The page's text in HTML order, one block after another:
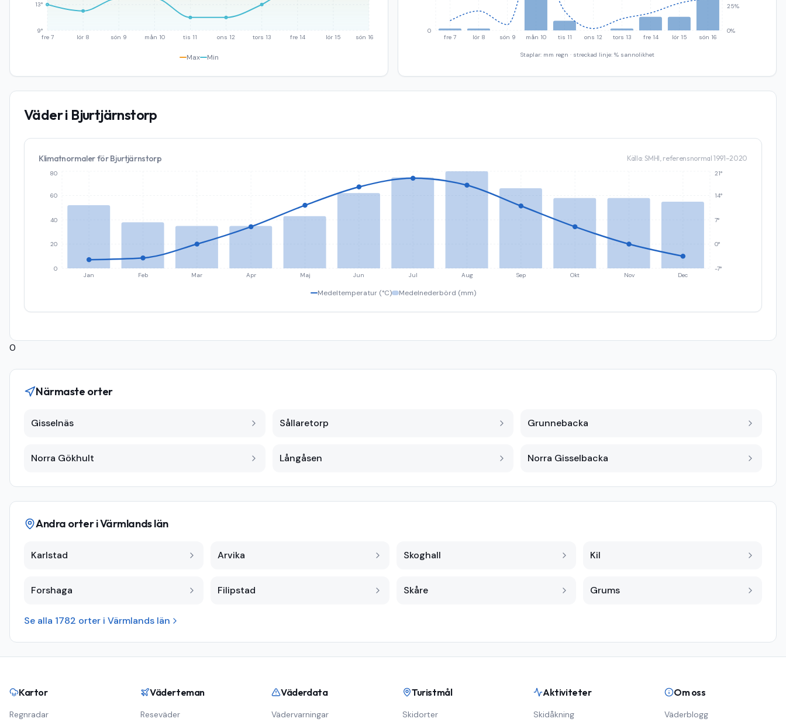
fre 7 lör 8 sön 9 mån 10 tis 11 ons 12 tors 13 fre 14 lör 15 sön 16
9°
13°
Max Min
fre 7 lör 8 sön 9 mån 10 tis 11 ons 12 tors 13 fre 14 lör 15 sön 16
0 0%
25%
Staplar: mm regn · streckad linje: % sannolikhet
Väder i Bjurtjärnstorp
Klimatnormaler förBjurtjärnstorp Källa: SMHI, referensnormal 1991–2020
Jan Feb Mar Apr Maj Jun Jul Aug Sep Okt Nov Dec
0
20
40
60
80
-7°
0°
7°
14°
21°
Medeltemperatur (°C) Medelnederbörd (mm)
0
Närmaste orter
Gisselnäs Sållaretorp Grunnebacka
Norra Gökhult Långåsen Norra Gisselbacka
Andra orter iVärmlands län
Karlstad Arvika Skoghall Kil
Forshaga Filipstad Skåre Grums
Se alla 1782 orter i Värmlands län
Kartor
Regnradar
Väderteman
Reseväder
Väderdata
Vädervarningar
Turistmål
Skidorter
Aktiviteter
Skidåkning
Om oss
Väderblogg